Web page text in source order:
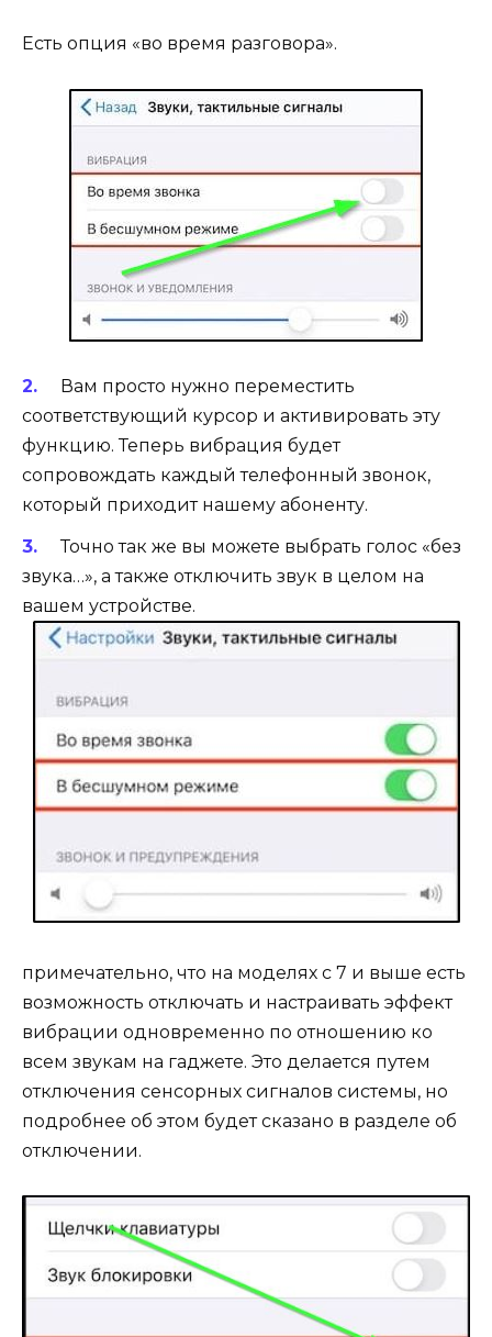
Есть опция «во время разговора».
Вам просто нужно переместить
соответствующий курсор и активировать эту
функцию. Теперь вибрация будет
сопровождать каждый телефонный звонок,
который приходит нашему абоненту.
Точно так же вы можете выбрать голос «без
звука…», а также отключить звук в целом на
вашем устройстве.
примечательно, что на моделях с 7 и выше есть
возможность отключать и настраивать эффект
вибрации одновременно по отношению ко
всем звукам на гаджете. Это делается путем
отключения сенсорных сигналов системы, но
подробнее об этом будет сказано в разделе об
отключении.